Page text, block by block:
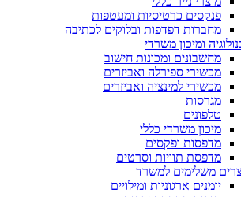
פנקסים כרטיסיות ומעטפות
מחברות דפדפות ובלוקים לכתיבה
ומיכון משרדי
מחשבונים ומכונות חישוב
מכשירי ספירלה ואביזרים
מכשירי למינציה ואביזרים
מגרסות
טלפונים
מיכון משרדי כללי
מדפסות ופקסים
מדפסת תוויות וסרטים
משלימים למשרד
יומנים ארגוניות ומילויים